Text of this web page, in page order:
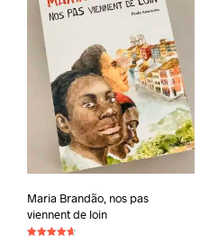
Maria Brandão, nos pas
viennent de loin